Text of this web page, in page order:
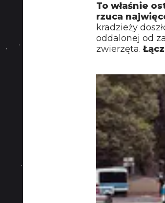
To właśnie
rzuca
kradzieży
oddalonej od
zwierzęta.